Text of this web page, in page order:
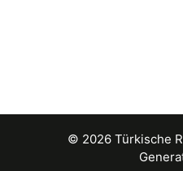
© 2026 Türkische